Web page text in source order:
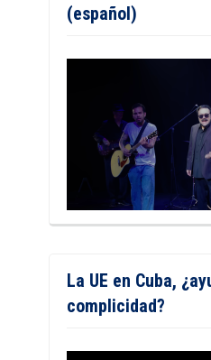
(español)
La UE en Cuba,
complicidad?